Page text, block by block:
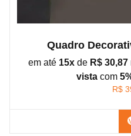
Quadro
em até 15xde R$ 30,87
vista com
R$